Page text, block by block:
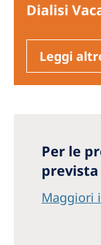
Dialisi
Leggi
Per le
prevista
Maggiori